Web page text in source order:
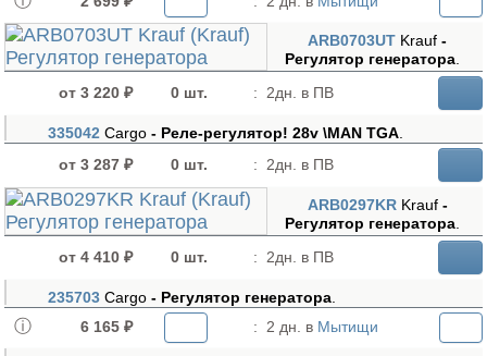
ARB0703UT Krauf-
Регулятор генератора
от 3 220 ₽
0 шт. : 2дн. в ПВ
335042 Cargo - Реле-регулятор! 28v \MAN TGA
от 3 287 ₽
0 шт. : 2дн. в ПВ
ARB0297KR Krauf-
Регулятор генератора
от 4 410 ₽
0 шт. : 2дн. в ПВ
235703 Cargo - Регулятор генератора
6 165 ₽
: 2 дн. в Мытищи